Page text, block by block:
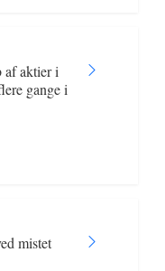
af aktier i
gange i
mistet